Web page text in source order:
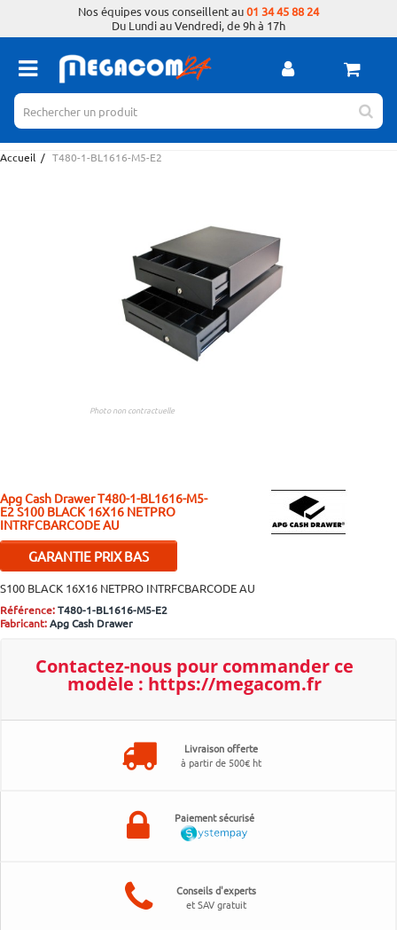
Nos équipes vous conseillent au01 34 45 88 24
Du Lundi au Vendredi, de 9h à 17h
Accueil / T480-1-BL1616-M5-E2
Photo non contractuelle
Apg Cash DrawerT480-1-BL1616-M5-
E2S100 BLACK 16X16 NETPRO
INTRFCBARCODE AU
GARANTIE PRIX BAS
trouvez moins cher ailleurs,
contactez-nous pour bénéficier
d'un ajustement.Plus d'infos..
S100 BLACK 16X16 NETPRO INTRFCBARCODE AU
Référence:T480-1-BL1616-M5-E2
Fabricant:Apg Cash Drawer
Contactez-nous pour commander ce
modèle : https://megacom.fr
Livraison offerte
à partir de 500€ ht
Paiement sécurisé
Conseils d'experts
et SAV gratuit